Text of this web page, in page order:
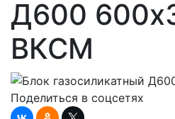
Д600
ВКСМ
Поделиться в соцсетях